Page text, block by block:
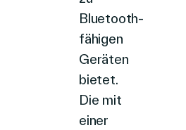
Bluetooth-
fähigen
Geräten
bietet.
Die mit
einer